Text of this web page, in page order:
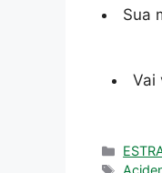
Sua
Vai
Tags